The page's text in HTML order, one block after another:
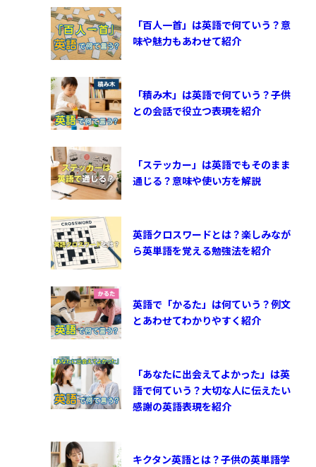
「百人一首」は英語で何ていう？意
味や魅力もあわせて紹介
「積み木」は英語で何ていう？子供
との会話で役立つ表現を紹介
「ステッカー」は英語でもそのまま
通じる？意味や使い方を解説
英語クロスワードとは？楽しみなが
ら英単語を覚える勉強法を紹介
英語で「かるた」は何ていう？例文
とあわせてわかりやすく紹介
「あなたに出会えてよかった」は英
語で何ていう？大切な人に伝えたい
感謝の英語表現を紹介
キクタン英語とは？子供の英単語学